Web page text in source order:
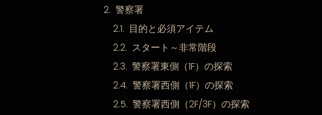
警察署
目的と必須アイテム
スタート～非常階段
警察署東側（1F）の探索
警察署西側（1F）の探索
警察署西側（2F/3F）の探索